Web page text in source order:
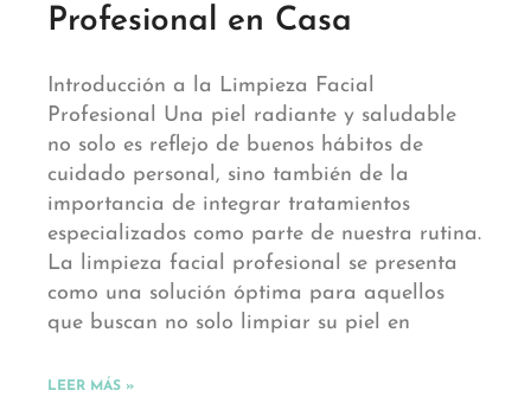
Profesional en Casa
Introducción a la Limpieza Facial
Profesional Una piel radiante y saludable
no solo es reflejo de buenos hábitos de
cuidado personal, sino también de la
importancia de integrar tratamientos
especializados como parte de nuestra rutina.
La limpieza facial profesional se presenta
como una solución óptima para aquellos
que buscan no solo limpiar su piel en
LEER MÁS »